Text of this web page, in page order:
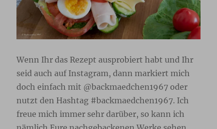
Wenn Ihr das Rezept ausprobiert habt und Ihr
seid auch auf Instagram, dann markiert mich
doch einfach mit @backmaedchen1967 oder
nutzt den Hashtag #backmaedchen1967. Ich
freue mich immer sehr darüber, so kann ich